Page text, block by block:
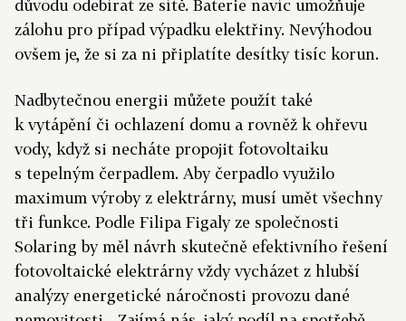
důvodu odebírat ze sítě. Baterie navíc umožňuje
zálohu pro případ výpadku elektřiny. Nevýhodou
ovšem je, že si za ni připlatíte desítky tisíc korun.
Nadbytečnou energii můžete použít také
k vytápění či ochlazení domu a rovněž k ohřevu
vody, když si necháte propojit fotovoltaiku
s tepelným čerpadlem. Aby čerpadlo využilo
maximum výroby z elektrárny, musí umět všechny
tři funkce. Podle Filipa Figaly ze společnosti
Solaring by měl návrh skutečně efektivního řešení
fotovoltaické elektrárny vždy vycházet z hlubší
analýzy energetické náročnosti provozu dané